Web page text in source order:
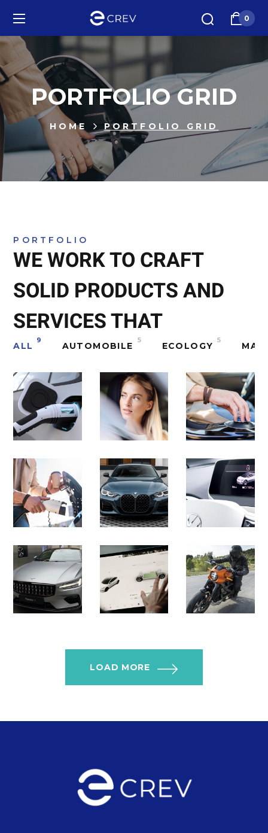
0
PORTFOLIO GRID
HOME PORTFOLIO GRID
PORTFOLIO
WE WORK TO CRAFT
SOLID PRODUCTS AND
SERVICES THAT
ALL
9
AUTOMOBILE
5
ECOLOGY
5
LOAD MORE